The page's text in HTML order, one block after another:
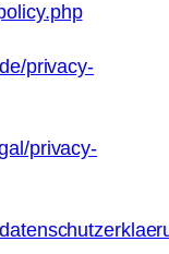
privacy-
privacy-